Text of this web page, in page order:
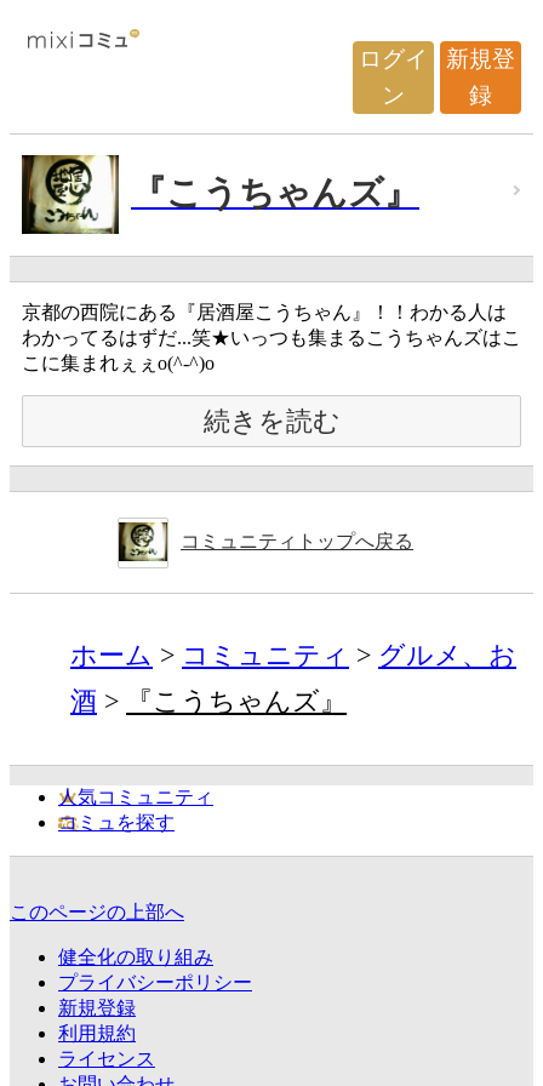
ログイ
ン
新規登
録
『こうちゃんズ』
京都の西院にある『居酒屋こうちゃん』！！わかる人は
わかってるはずだ...笑★いっつも集まるこうちゃんズはこ
こに集まれぇぇo(^-^)o
続きを読む
コミュニティトップへ戻る
ホーム コミュニティ
グルメ、お
酒
『こうちゃんズ』
人気コミュニティ
コミュを探す
このページの上部へ
健全化の取り組み
プライバシーポリシー
新規登録
利用規約
ライセンス